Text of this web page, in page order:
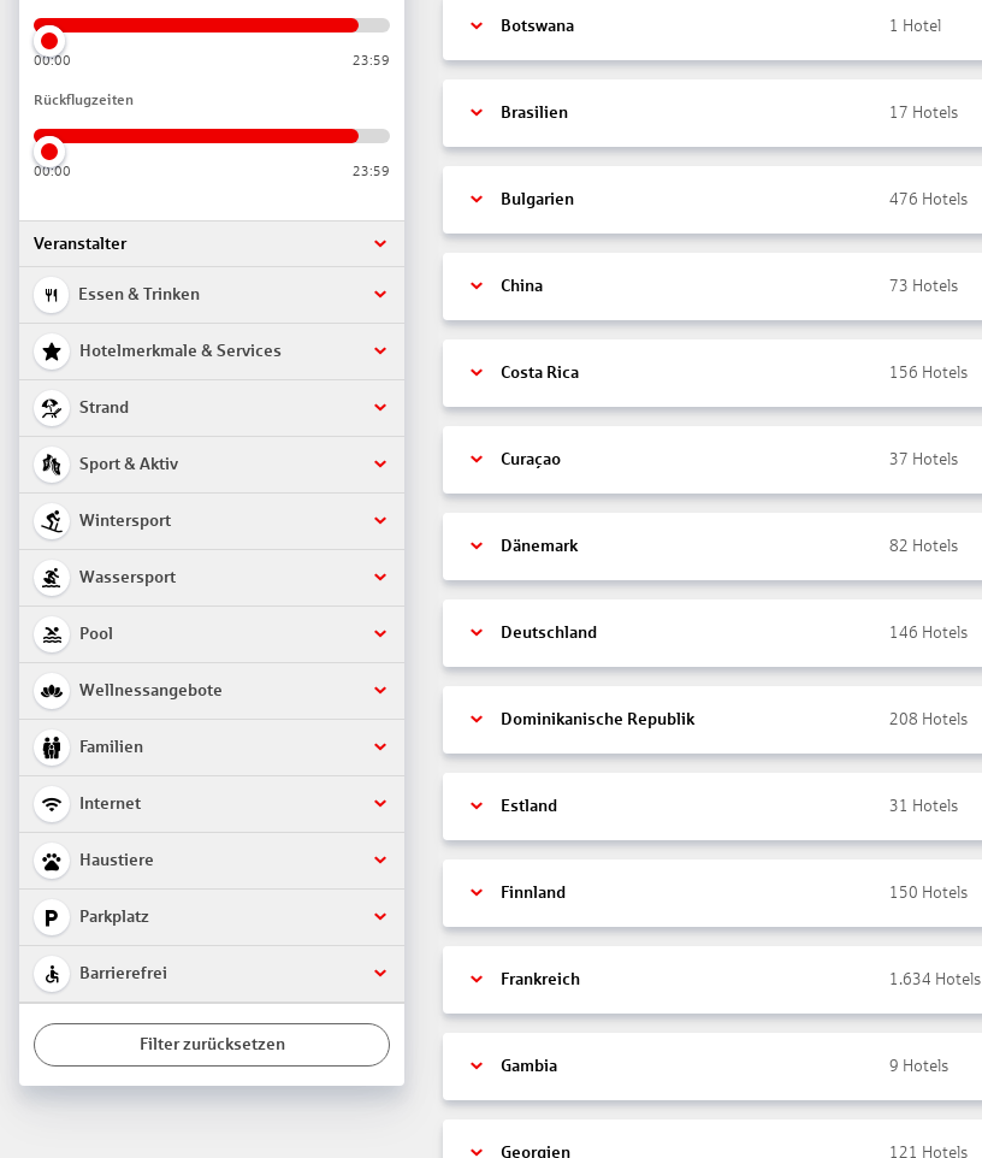
00:00 23:59
Rückflugzeiten
00:00 23:59
Veranstalter
Essen & Trinken
Hotelmerkmale & Services
Strand
Sport & Aktiv
Wintersport
Wassersport
Pool
Wellnessangebote
Familien
Internet
Haustiere
Parkplatz
Barrierefrei
Filter zurücksetzen
Botswana 1 Hotel
Brasilien 17 Hotels
Bulgarien 476 Hotels
China 73 Hotels
Costa Rica 156 Hotels
Curaçao 37 Hotels
Dänemark 82 Hotels
Deutschland 146 Hotels
Dominikanische Republik 208 Hotels
Estland 31 Hotels
Finnland 150 Hotels
Frankreich 1.634 Hotels
Gambia 9 Hotels
Georgien 121 Hotels